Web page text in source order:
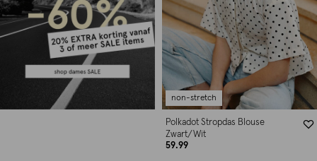
non-stretch
Polkadot Stropdas Blouse
Zwart/Wit
59.99